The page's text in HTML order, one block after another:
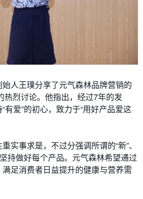
人王璞分享了元气森林品牌营销的
热烈讨论。他指出，经过7年的发
有爱”的初心，致力于“用好产品爱这
实事求是，不过分强调所谓的“新”、
持做好每个产品。元气森林希望通过
足消费者日益提升的健康与营养需